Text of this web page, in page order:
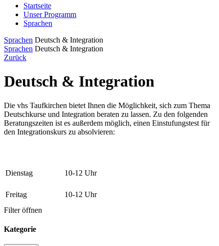
Startseite
Unser Programm
Sprachen
Sprachen Deutsch & Integration
Sprachen Deutsch & Integration
Zurück
Deutsch & Integration
Die vhs Taufkirchen bietet Ihnen die Möglichkeit, sich zum Thema
Deutschkurse und Integration beraten zu lassen. Zu den folgenden
Beratungszeiten ist es außerdem möglich, einen Einstufungstest für
den Integrationskurs zu absolvieren:
Dienstag 10-12 Uhr
Freitag
10-12 Uhr
Filter öffnen
Kategorie